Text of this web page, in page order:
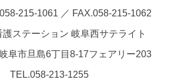
215-1061 ／ FAX.058-215-1062
ステーション 岐阜西サテライト
阜市旦島6丁目8-17フェアリー203
TEL.058-213-1255